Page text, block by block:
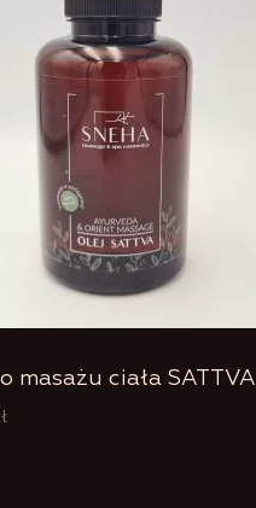
masażu ciała SATTVA